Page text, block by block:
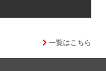
一覧はこちら